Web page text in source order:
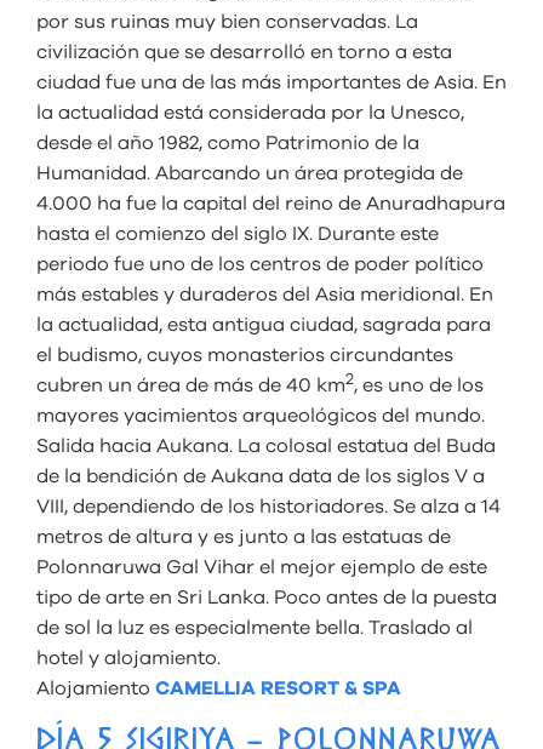
por sus ruinas muy bien conservadas. La
civilización que se desarrolló en torno a esta
ciudad fue una de las más importantes de Asia. En
la actualidad está considerada por la Unesco,
desde el año 1982, como Patrimonio de la
Humanidad. Abarcando un área protegida de
4.000 ha fue la capital del reino de Anuradhapura
hasta el comienzo del siglo IX. Durante este
periodo fue uno de los centros de poder político
más estables y duraderos del Asia meridional. En
la actualidad, esta antigua ciudad, sagrada para
el budismo, cuyos monasterios circundantes
cubren un área de más de 40 km2, es uno de los
mayores yacimientos arqueológicos del mundo.
Salida hacia Aukana. La colosal estatua del Buda
de la bendición de Aukana data de los siglos V a
VIII, dependiendo de los historiadores. Se alza a 14
metros de altura y es junto a las estatuas de
Polonnaruwa Gal Vihar el mejor ejemplo de este
tipo de arte en Sri Lanka. Poco antes de la puesta
de sol la luz es especialmente bella. Traslado al
hotel y alojamiento.
Alojamiento CAMELLIA RESORT & SPA